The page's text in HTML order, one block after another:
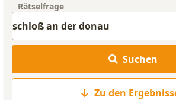
ANAGRAMM-
WORTLISTE
Rätselfrage
Suchen
Zu den